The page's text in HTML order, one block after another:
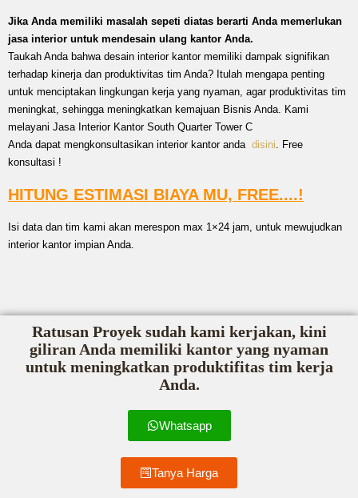
Jika Anda memiliki masalah sepeti diatas berarti Anda memerlukan
jasa interior untuk mendesain ulang kantor Anda.
Taukah Anda bahwa desain interior kantor memiliki dampak signifikan
terhadap kinerja dan produktivitas tim Anda? Itulah mengapa penting
untuk menciptakan lingkungan kerja yang nyaman, agar produktivitas tim
meningkat, sehingga meningkatkan kemajuan Bisnis Anda. Kami
melayani Jasa Interior Kantor South Quarter Tower C
Anda dapat mengkonsultasikan interior kantor anda disini. Free
konsultasi !
HITUNG ESTIMASI BIAYA MU, FREE....!
Isi data dan tim kami akan merespon max 1×24 jam, untuk mewujudkan
interior kantor impian Anda.
Ratusan Proyek sudah kami kerjakan, kini
giliran Anda memiliki kantor yang nyaman
untuk meningkatkan produktifitas tim kerja
Anda.
Whatsapp
Tanya Harga